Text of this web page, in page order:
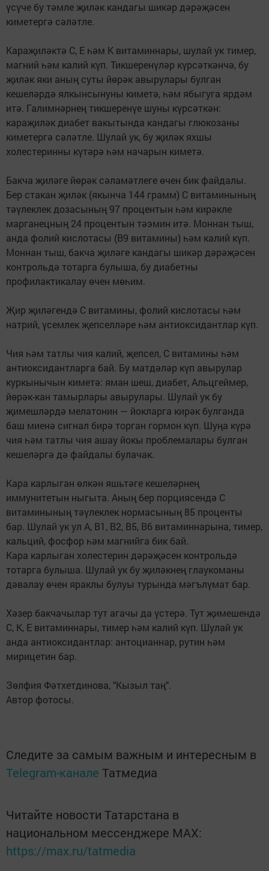
үсүче бу тәмле җиләк кандагы шикәр дәрәҗәсен
киметергә сәләтле.
Караҗиләктә C, E һәм К витаминнары, шулай ук тимер,
магний һәм калий күп. Тикшеренүләр күрсәткәнчә, бу
җиләк яки аның суты йөрәк авырулары булган
кешеләрдә ялкынсынуны киметә, һәм ябыгуга ярдәм
итә. Галимнәрнең тикшеренүе шуны күрсәткән:
караҗиләк диабет вакытында кандагы глюкозаны
киметергә сәләтле. Шулай ук, бу җиләк яхшы
холестеринны күтәрә һәм начарын киметә.
Бакча җиләге йөрәк сәламәтлеге өчен бик файдалы.
Бер стакан җиләк (якынча 144 грамм) С витаминының
тәүлеклек дозасының 97 процентын һәм кирәкле
марганецның 24 процентын тәэмин итә. Моннан тыш,
анда фолий кислотасы (В9 витамины) һәм калий күп.
Моннан тыш, бакча җиләге кандагы шикәр дәрәҗәсен
контрольдә тотарга булыша, бу диабетны
профилактикалау өчен мөһим.
Җир җиләгендә С витамины, фолий кислотасы һәм
натрий, үсемлек җепселләре һәм антиоксидантлар күп.
Чия һәм татлы чия калий, җепсел, С витамины һәм
антиоксидантларга бай. Бу матдәләр күп авырулар
куркынычын киметә: яман шеш, диабет, Альцгеймер,
йөрәк-кан тамырлары авырулары. Шулай ук бу
җимешләрдә мелатонин — йокларга кирәк булганда
баш миенә сигнал бирә торган гормон күп. Шуңа күрә
чия һәм татлы чия ашау йокы проблемалары булган
кешеләргә дә файдалы булачак.
Кара карлыган өлкән яшьтәге кешеләрнең
иммунитетын ныгыта. Аның бер порциясендә С
витаминының тәүлеклек нормасының 85 проценты
бар. Шулай ук ул А, В1, В2, В5, В6 витаминнарына, тимер,
кальций, фосфор һәм магнийга бик бай.
Кара карлыган холестерин дәрәҗәсен контрольдә
тотарга булыша. Шулай ук бу җиләкнең глаукоманы
дәвалау өчен яраклы булуы турында мәгълүмат бар.
Хәзер бакчачылар тут агачы да үстерә. Тут җимешендә
С, К, Е витаминнары, тимер һәм калий күп. Шулай ук
анда антиоксидантлар: антоцианнар, рутин һәм
мирицетин бар.
Зөлфия Фәтхетдинова, "Кызыл таң".
Автор фотосы.
Следите за самым важным и интересным в
Telegram-канале Татмедиа
Читайте новости Татарстана в
национальном мессенджере MАХ:
https://max.ru/tatmedia